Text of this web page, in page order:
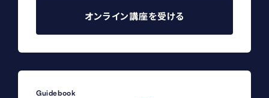
オンライン講座を受ける
Guidebook